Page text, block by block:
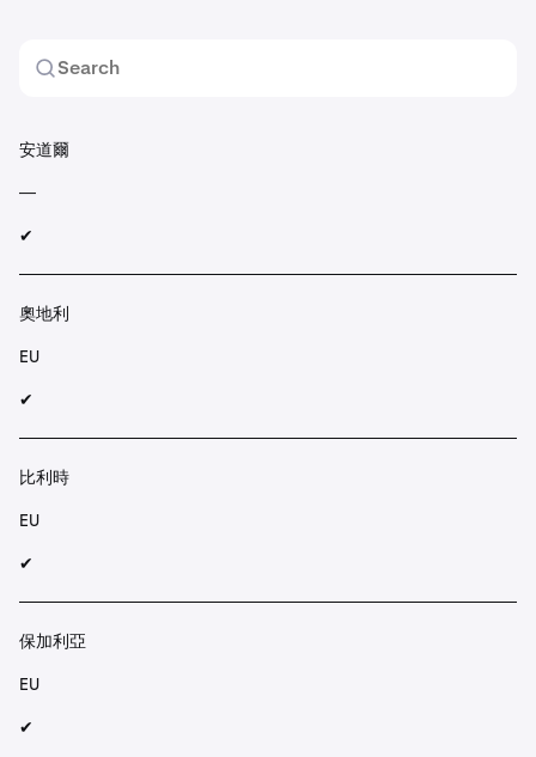
安道爾
—
✔︎
奧地利
EU
✔︎
比利時
EU
✔︎
保加利亞
EU
✔︎